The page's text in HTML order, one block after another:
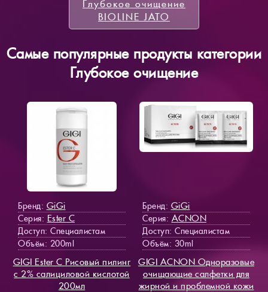
Глубокое очищение
BIOLINE JATO
Самые популярные продукты категории
Глубокое очищение
Бренд: GiGi
Серия: Ester C
Доступ: Специалистам
Объём: 200ml
GIGI Ester C Рисовый пилинг
c 2% салициловой кислотой
200мл
Бренд: GiGi
Серия: ACNON
Доступ: Специалистам
Объём: 30ml
GIGI ACNON Одноразовые
очищающие салфетки для
жирной и проблемной кожи